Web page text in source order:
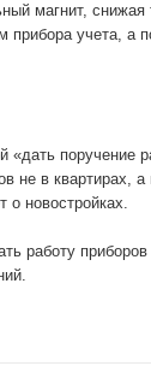
магнит,
прибора учета, а
поручение
не в квартирах,
о новостройках.
работу